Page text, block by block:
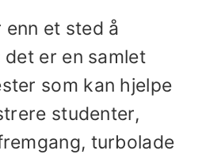
enn et sted å
er en samlet
som kan hjelpe
studenter,
turbolade